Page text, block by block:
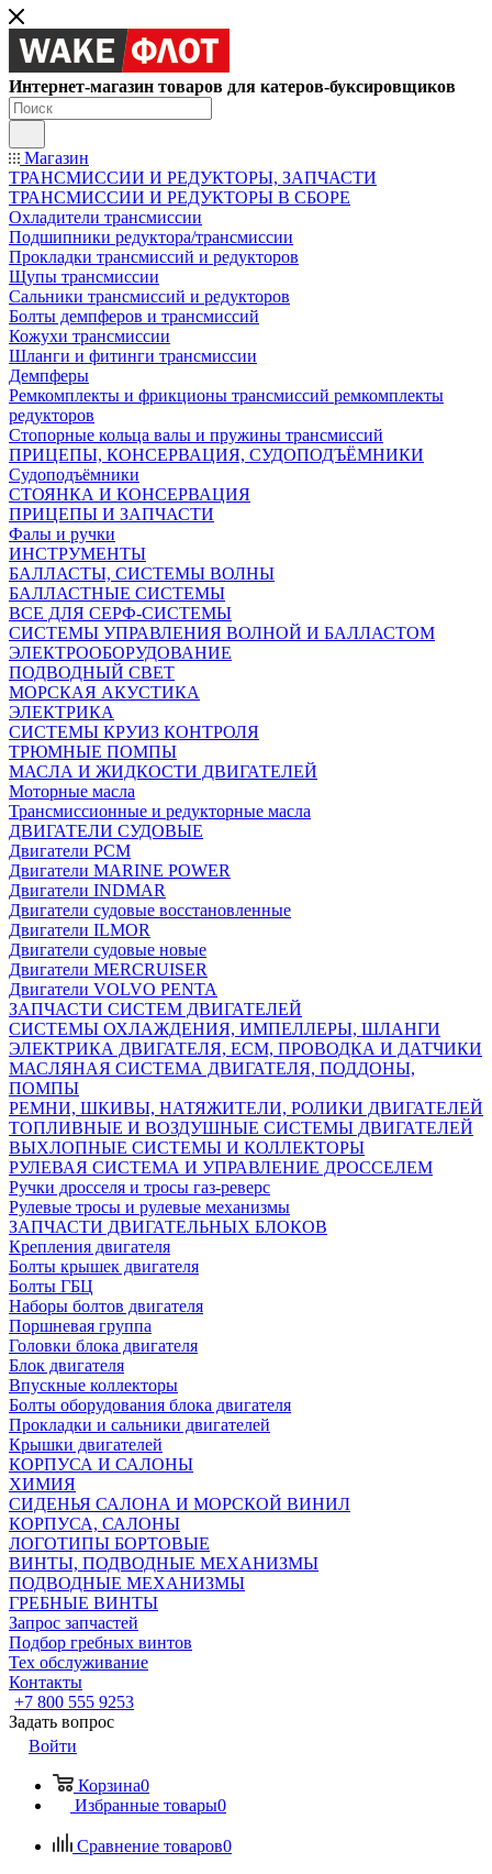
Интернет-магазин товаров для катеров-буксировщиков
Магазин
ТРАНСМИССИИ И РЕДУКТОРЫ, ЗАПЧАСТИ
ТРАНСМИССИИ И РЕДУКТОРЫ В СБОРЕ
Охладители трансмиссии
Подшипники редуктора/трансмиссии
Прокладки трансмиссий и редукторов
Щупы трансмиссии
Сальники трансмиссий и редукторов
Болты демпферов и трансмиссий
Кожухи трансмиссии
Шланги и фитинги трансмиссии
Демпферы
Ремкомплекты и фрикционы трансмиссий ремкомплекты
редукторов
Стопорные кольца валы и пружины трансмиссий
ПРИЦЕПЫ, КОНСЕРВАЦИЯ, СУДОПОДЪЁМНИКИ
Судоподъёмники
СТОЯНКА И КОНСЕРВАЦИЯ
ПРИЦЕПЫ И ЗАПЧАСТИ
Фалы и ручки
ИНСТРУМЕНТЫ
БАЛЛАСТЫ, СИСТЕМЫ ВОЛНЫ
БАЛЛАСТНЫЕ СИСТЕМЫ
ВСЕ ДЛЯ СЕРФ-СИСТЕМЫ
СИСТЕМЫ УПРАВЛЕНИЯ ВОЛНОЙ И БАЛЛАСТОМ
ЭЛЕКТРООБОРУДОВАНИЕ
ПОДВОДНЫЙ СВЕТ
МОРСКАЯ АКУСТИКА
ЭЛЕКТРИКА
СИСТЕМЫ КРУИЗ КОНТРОЛЯ
ТРЮМНЫЕ ПОМПЫ
МАСЛА И ЖИДКОСТИ ДВИГАТЕЛЕЙ
Моторные масла
Трансмиссионные и редукторные масла
ДВИГАТЕЛИ СУДОВЫЕ
Двигатели PCM
Двигатели MARINE POWER
Двигатели INDMAR
Двигатели судовые восстановленные
Двигатели ILMOR
Двигатели судовые новые
Двигатели MERCRUISER
Двигатели VOLVO PENTA
ЗАПЧАСТИ СИСТЕМ ДВИГАТЕЛЕЙ
СИСТЕМЫ ОХЛАЖДЕНИЯ, ИМПЕЛЛЕРЫ, ШЛАНГИ
ЭЛЕКТРИКА ДВИГАТЕЛЯ, ECM, ПРОВОДКА И ДАТЧИКИ
МАСЛЯНАЯ СИСТЕМА ДВИГАТЕЛЯ, ПОДДОНЫ,
ПОМПЫ
РЕМНИ, ШКИВЫ, НАТЯЖИТЕЛИ, РОЛИКИ ДВИГАТЕЛЕЙ
ТОПЛИВНЫЕ И ВОЗДУШНЫЕ СИСТЕМЫ ДВИГАТЕЛЕЙ
ВЫХЛОПНЫЕ СИСТЕМЫ И КОЛЛЕКТОРЫ
РУЛЕВАЯ СИСТЕМА И УПРАВЛЕНИЕ ДРОССЕЛЕМ
Ручки дросселя и тросы газ-реверс
Рулевые тросы и рулевые механизмы
ЗАПЧАСТИ ДВИГАТЕЛЬНЫХ БЛОКОВ
Крепления двигателя
Болты крышек двигателя
Болты ГБЦ
Наборы болтов двигателя
Поршневая группа
Головки блока двигателя
Блок двигателя
Впускные коллекторы
Болты оборудования блока двигателя
Прокладки и сальники двигателей
Крышки двигателей
КОРПУСА И САЛОНЫ
ХИМИЯ
СИДЕНЬЯ САЛОНА И МОРСКОЙ ВИНИЛ
КОРПУСА, САЛОНЫ
ЛОГОТИПЫ БОРТОВЫЕ
ВИНТЫ, ПОДВОДНЫЕ МЕХАНИЗМЫ
ПОДВОДНЫЕ МЕХАНИЗМЫ
ГРЕБНЫЕ ВИНТЫ
Запрос запчастей
Подбор гребных винтов
Тех обслуживание
Контакты
+7 800 555 9253
Задать вопрос
Войти
Корзина0
Избранные товары0
Сравнение товаров0